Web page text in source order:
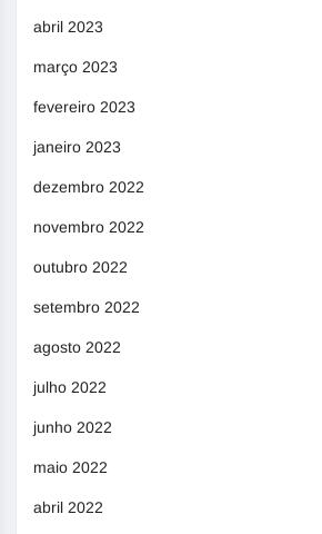
abril 2023
março 2023
fevereiro 2023
janeiro 2023
dezembro 2022
novembro 2022
outubro 2022
setembro 2022
agosto 2022
julho 2022
junho 2022
maio 2022
abril 2022